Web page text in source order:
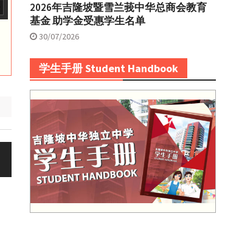
2026年吉隆坡暨雪兰莪中华总商会教育
基金 助学金受惠学生名单
30/07/2026
学生手册 Student Handbook